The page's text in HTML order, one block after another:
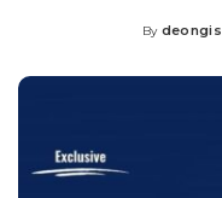
Posted
By deongis